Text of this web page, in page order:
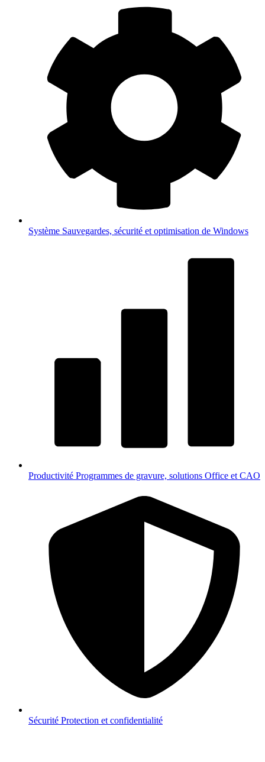
Système Sauvegardes, sécurité et optimisation de Windows
Productivité Programmes de gravure, solutions Office et CAO
Sécurité Protection et confidentialité